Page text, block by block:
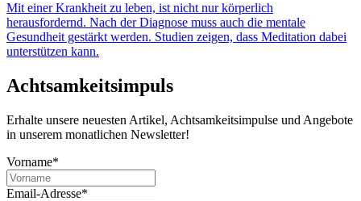
Mit einer Krankheit zu leben, ist nicht nur körperlich
herausfordernd. Nach der Diagnose muss auch die mentale
Gesundheit gestärkt werden. Studien zeigen, dass Meditation dabei
unterstützen kann.
Achtsamkeitsimpuls
Erhalte unsere neuesten Artikel, Achtsamkeitsimpulse und Angebote
in unserem monatlichen Newsletter!
Vorname*
Email-Adresse*